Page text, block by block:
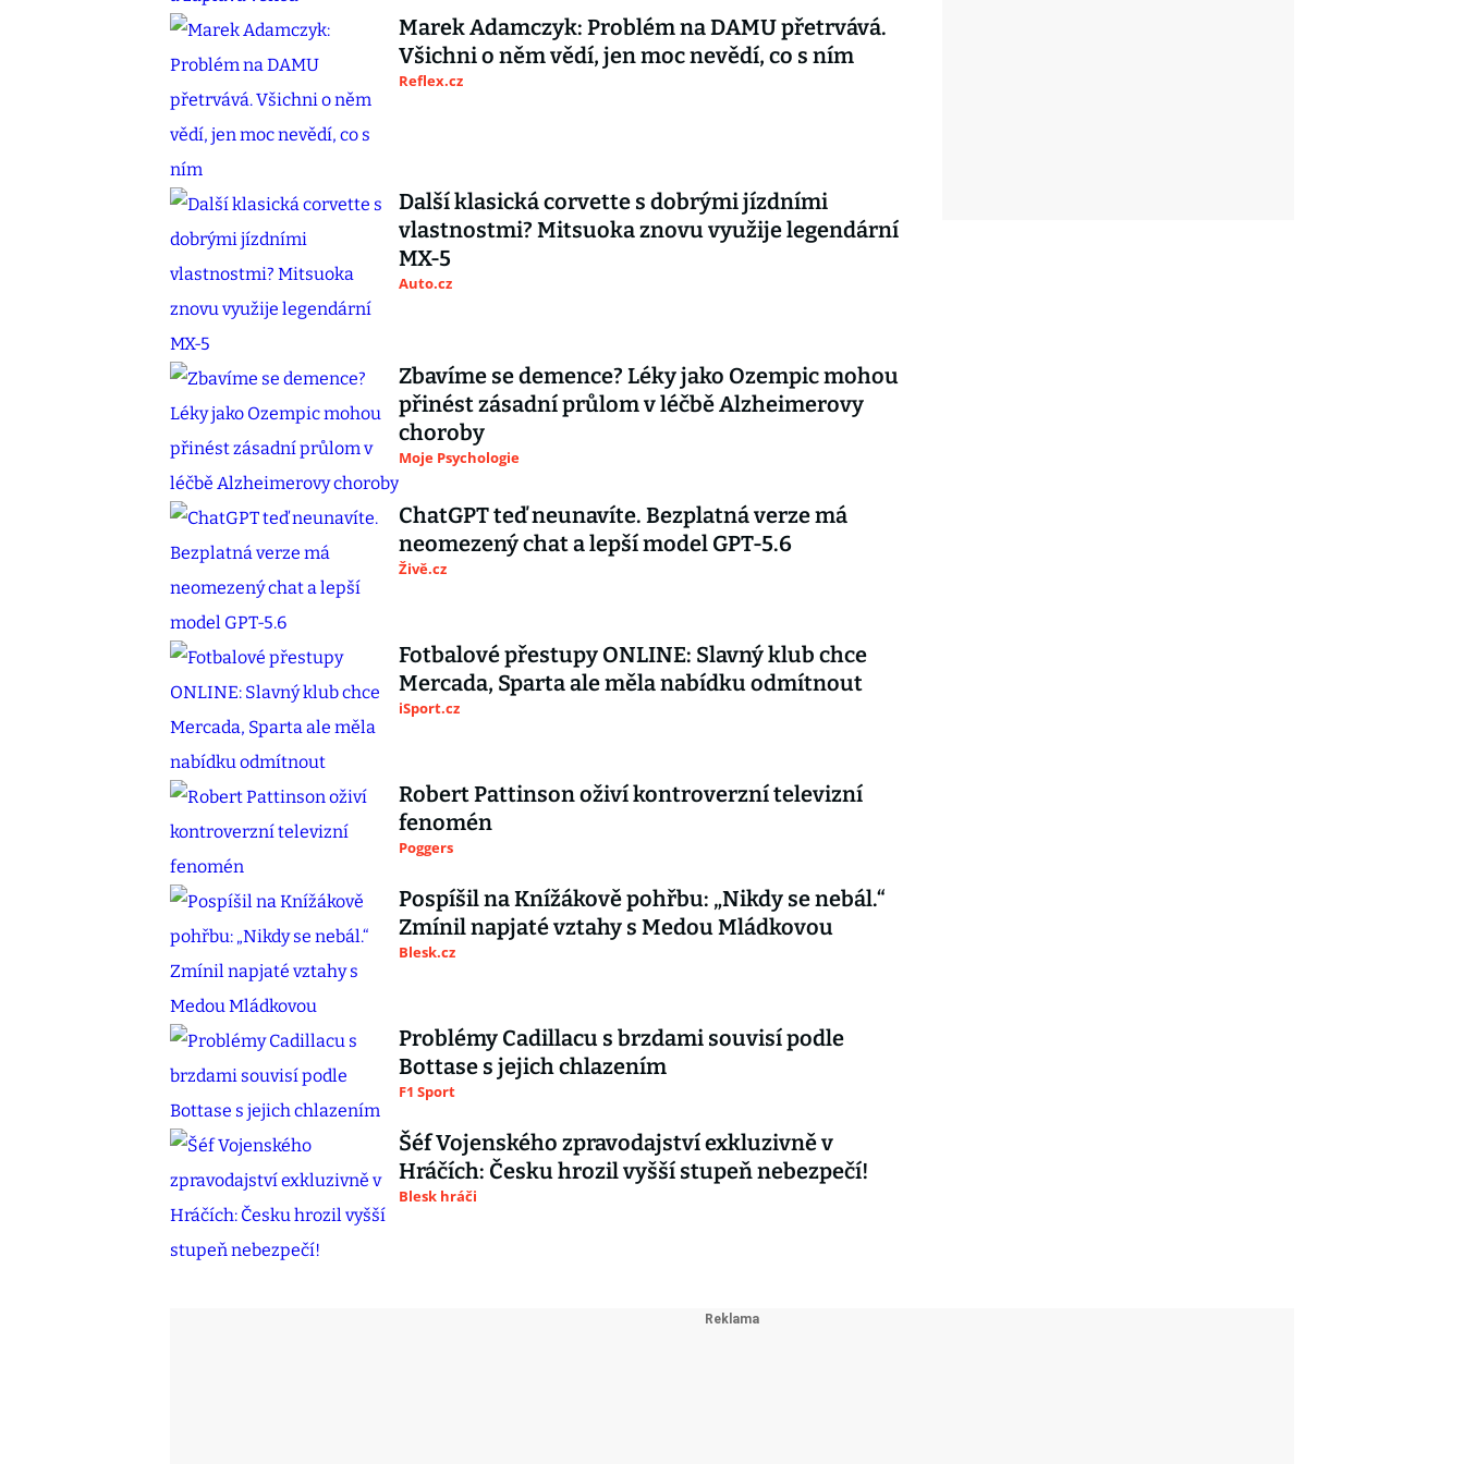
Marek Adamczyk: Problém na DAMU přetrvává.
Všichni o něm vědí, jen moc nevědí, co s ním
Reflex.cz
Další klasická corvette s dobrými jízdními
vlastnostmi? Mitsuoka znovu využije legendární
MX-5
Auto.cz
Zbavíme se demence? Léky jako Ozempic mohou
přinést zásadní průlom v léčbě Alzheimerovy
choroby
Moje Psychologie
ChatGPT teď neunavíte. Bezplatná verze má
neomezený chat a lepší model GPT-5.6
Živě.cz
Fotbalové přestupy ONLINE: Slavný klub chce
Mercada, Sparta ale měla nabídku odmítnout
iSport.cz
Robert Pattinson oživí kontroverzní televizní
fenomén
Poggers
Pospíšil na Knížákově pohřbu: „Nikdy se nebál.“
Zmínil napjaté vztahy s Medou Mládkovou
Blesk.cz
Problémy Cadillacu s brzdami souvisí podle
Bottase s jejich chlazením
F1 Sport
Šéf Vojenského zpravodajství exkluzivně v
Hráčích: Česku hrozil vyšší stupeň nebezpečí!
Blesk hráči